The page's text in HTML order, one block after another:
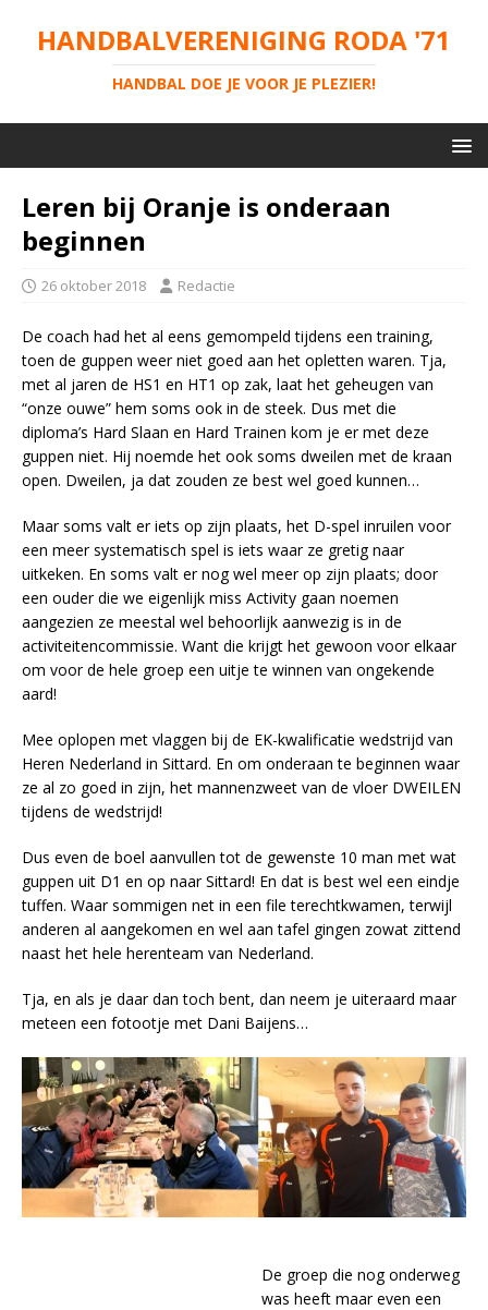
HANDBALVERENIGING RODA '71
HANDBAL DOE JE VOOR JE PLEZIER!
Leren bij Oranje is onderaan
beginnen
26 oktober 2018 Redactie
De coach had het al eens gemompeld tijdens een training,
toen de guppen weer niet goed aan het opletten waren. Tja,
met al jaren de HS1 en HT1 op zak, laat het geheugen van
“onze ouwe” hem soms ook in de steek. Dus met die
diploma’s Hard Slaan en Hard Trainen kom je er met deze
guppen niet. Hij noemde het ook soms dweilen met de kraan
open. Dweilen, ja dat zouden ze best wel goed kunnen…
Maar soms valt er iets op zijn plaats, het D-spel inruilen voor
een meer systematisch spel is iets waar ze gretig naar
uitkeken. En soms valt er nog wel meer op zijn plaats; door
een ouder die we eigenlijk miss Activity gaan noemen
aangezien ze meestal wel behoorlijk aanwezig is in de
activiteitencommissie. Want die krijgt het gewoon voor elkaar
om voor de hele groep een uitje te winnen van ongekende
aard!
Mee oplopen met vlaggen bij de EK-kwalificatie wedstrijd van
Heren Nederland in Sittard. En om onderaan te beginnen waar
ze al zo goed in zijn, het mannenzweet van de vloer DWEILEN
tijdens de wedstrijd!
Dus even de boel aanvullen tot de gewenste 10 man met wat
guppen uit D1 en op naar Sittard! En dat is best wel een eindje
tuffen. Waar sommigen net in een file terechtkwamen, terwijl
anderen al aangekomen en wel aan tafel gingen zowat zittend
naast het hele herenteam van Nederland.
Tja, en als je daar dan toch bent, dan neem je uiteraard maar
meteen een fotootje met Dani Baijens…
De groep die nog onderweg
was heeft maar even een